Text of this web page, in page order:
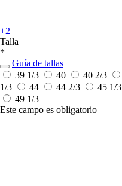
+2
Talla
*
Guía de tallas
39 1/3
40 40 2/3
1/3
44 44 2/3 45 1/3
49 1/3
Este campo es obligatorio